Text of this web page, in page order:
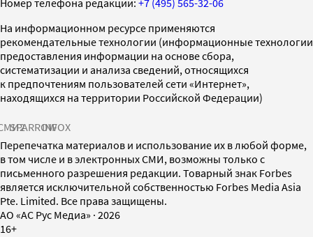
Номер телефона редакции: +7 (495) 565-32-06
На информационном ресурсе применяются
рекомендательные технологии (информационные технологии
предоставления информации на основе сбора,
систематизации и анализа сведений, относящихся
к предпочтениям пользователей сети «Интернет»,
находящихся на территории Российской Федерации)
SPARROWINFOX
Перепечатка материалов и использование их в любой форме,
в том числе и в электронных СМИ, возможны только с
письменного разрешения редакции. Товарный знак Forbes
является исключительной собственностью Forbes Media Asia
Pte. Limited. Все права защищены.
AO «АС Рус Медиа» · 2026
16+